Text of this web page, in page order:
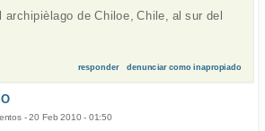
de Chiloe, Chile, al sur del
responder denunciar como inapropiado
-20 Feb 2010 - 01:50